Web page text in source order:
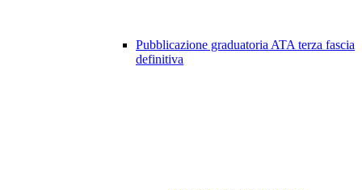
Pubblicazione graduatoria ATA terza fascia
definitiva